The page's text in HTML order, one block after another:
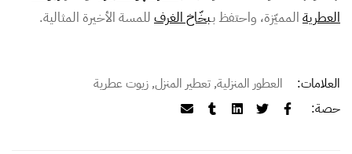
العطرية المميّزة، واحتفظ بـبخّاخ الغرف للمسة الأخيرة المثالية.
العلامات: العطور المنزلية, تعطير المنزل, زيوت عطرية
حصة: